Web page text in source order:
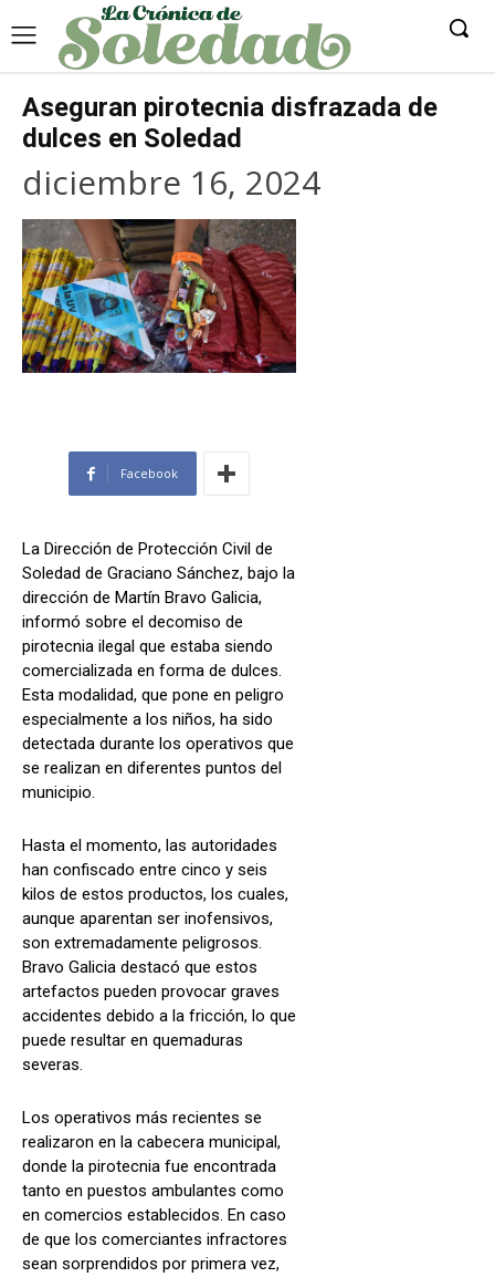
Aseguran pirotecnia disfrazada de
dulces en Soledad
diciembre 16, 2024
Facebook
La Dirección de Protección Civil de
Soledad de Graciano Sánchez, bajo la
dirección de Martín Bravo Galicia,
informó sobre el decomiso de
pirotecnia ilegal que estaba siendo
comercializada en forma de dulces.
Esta modalidad, que pone en peligro
especialmente a los niños, ha sido
detectada durante los operativos que
se realizan en diferentes puntos del
municipio.
Hasta el momento, las autoridades
han confiscado entre cinco y seis
kilos de estos productos, los cuales,
aunque aparentan ser inofensivos,
son extremadamente peligrosos.
Bravo Galicia destacó que estos
artefactos pueden provocar graves
accidentes debido a la fricción, lo que
puede resultar en quemaduras
severas.
Los operativos más recientes se
realizaron en la cabecera municipal,
donde la pirotecnia fue encontrada
tanto en puestos ambulantes como
en comercios establecidos. En caso
de que los comerciantes infractores
sean sorprendidos por primera vez,